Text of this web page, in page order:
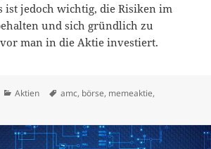
ist jedoch wichtig, die Risiken im
und sich gründlich zu
man in die Aktie investiert.
Kategorien
Aktien Schlagwörter
amc, börse, memeaktie,